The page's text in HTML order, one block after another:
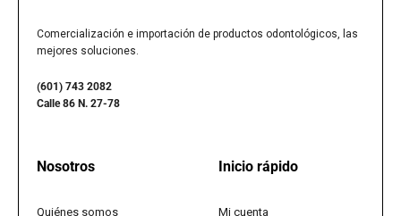
Comercialización e importación de productos odontológicos, las
mejores soluciones.
(601) 743 2082
Calle 86 N. 27-78
Nosotros
Quiénes somos
Inicio rápido
Mi cuenta